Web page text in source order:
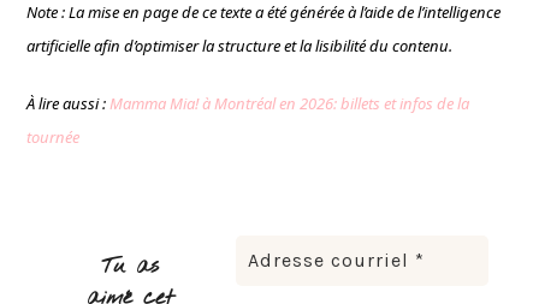
Note : La mise en page de ce texte a été générée à l’aide de l’intelligence
artificielle afin d’optimiser la structure et la lisibilité du contenu.
À lire aussi :Mamma Mia! à Montréal en 2026: billets et infos de la
tournée
Tu as
aimé cet